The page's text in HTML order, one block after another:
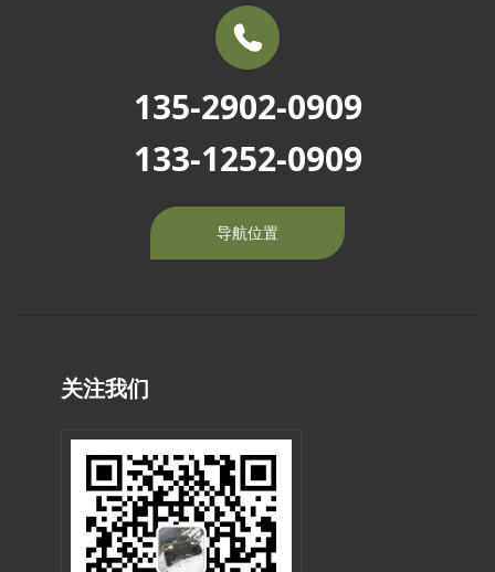
135-2902-0909
133-1252-0909
导航位置
关注我们